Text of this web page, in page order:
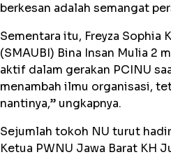
berkesan adalah semangat
Sementara itu, Freyza Sophia
(SMAUBI) Bina Insan Mulia 2
aktif dalam gerakan PCINU
menambah ilmu organisasi,
nantinya,” ungkapnya.
Sejumlah tokoh NU turut
Ketua PWNU Jawa Barat KH